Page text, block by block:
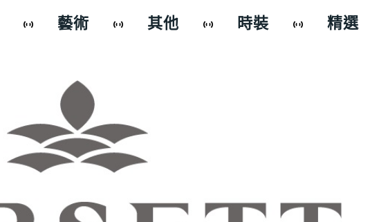
藝術 其他 時裝
精選